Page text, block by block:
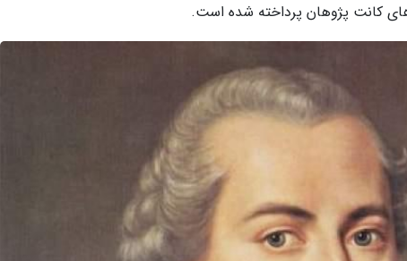
های کانت پژوهان پرداخته شده است.